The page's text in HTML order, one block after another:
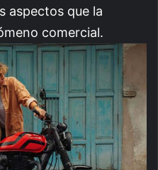
aspectos que la
comercial.